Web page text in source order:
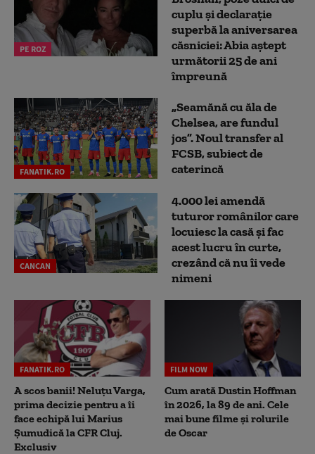
PE ROZ
cuplu și declarație
superbă la aniversarea
căsniciei: Abia aștept
următorii 25 de ani
împreună
FANATIK.RO
„Seamănă cu ăla de
Chelsea, are fundul
jos”. Noul transfer al
FCSB, subiect de
caterincă
CANCAN
4.000 lei amendă
tuturor românilor care
locuiesc la casă și fac
acest lucru în curte,
crezând că nu îi vede
nimeni
FANATIK.RO
A scos banii! Neluțu Varga,
prima decizie pentru a îi
face echipă lui Marius
Șumudică la CFR Cluj.
Exclusiv
FILM NOW
Cum arată Dustin Hoffman
în 2026, la 89 de ani. Cele
mai bune filme și rolurile
de Oscar